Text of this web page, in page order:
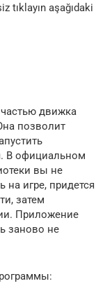
tıklayın aşağıdaki
движка
позволит
В официальном
вы не
игре, придется
затем
Приложение
заново не